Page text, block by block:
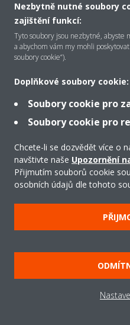
O společnosti Daikin
Řešení
Podpora
Produkty
Právní upozornění/Imprint
Směrnice o ochraně
Všeobecné
Nezbytně nutné soubory
zajištění funkcí:
Tyto soubory jsou nezbytné, abyste
a abychom vám my mohli
soubory cookie“).
Doplňkové soubory cookie:
Soubory cookie pro
Soubory cookie pro
Chcete-li se dozvědět více o
navštivte naše Upozornění
Přijmutím souborů cookie
osobních údajů dle tohoto